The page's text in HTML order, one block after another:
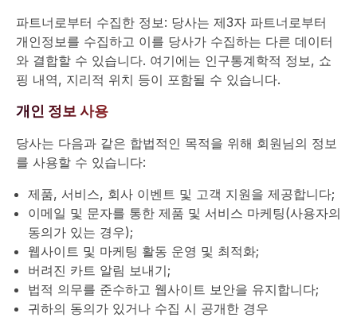
파트너로부터 수집한 정보: 당사는 제3자 파트너로부터
개인정보를 수집하고 이를 당사가 수집하는 다른 데이터
와 결합할 수 있습니다. 여기에는 인구통계학적 정보, 쇼
핑 내역, 지리적 위치 등이 포함될 수 있습니다.
개인 정보 사용
당사는 다음과 같은 합법적인 목적을 위해 회원님의 정보
를 사용할 수 있습니다:
제품, 서비스, 회사 이벤트 및 고객 지원을 제공합니다;
이메일 및 문자를 통한 제품 및 서비스 마케팅(사용자의
동의가 있는 경우);
웹사이트 및 마케팅 활동 운영 및 최적화;
버려진 카트 알림 보내기;
법적 의무를 준수하고 웹사이트 보안을 유지합니다;
귀하의 동의가 있거나 수집 시 공개한 경우